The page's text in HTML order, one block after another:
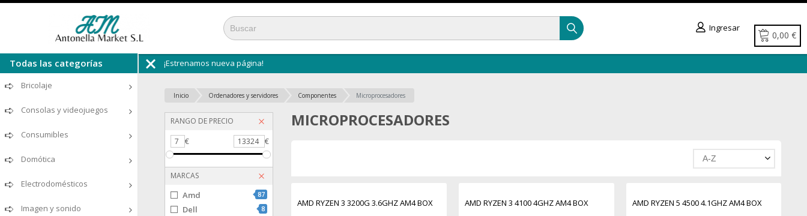
Todas las secciones
Bricolaje
Consolas y videojuegos
Consumibles
Domótica
Electrodomésticos
Imagen y sonido
0,00 €
Ingresar
¡Estrenamos nueva página!
Inicio Ordenadores y servidores Componentes Microprocesadores
RANGO DE PRECIO
7
€ 13324 €
MARCAS
Amd 87
Dell 8
MICROPROCESADORES
A-Z
AMD RYZEN 3 3200G 3.6GHZ AM4 BOX AMD RYZEN 3 4100 4GHZ AM4 BOX AMD RYZEN 5 4500 4.1GHZ AM4 BOX